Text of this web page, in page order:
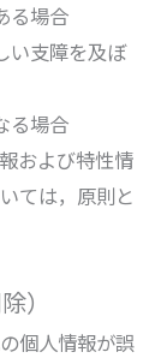
る場合
い支障を及ぼ
る場合
および特性情
ては，原則と
）
個人情報が誤